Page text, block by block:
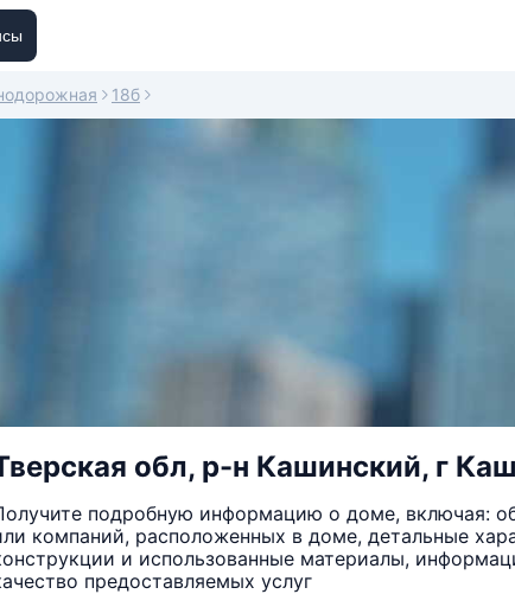
18б
обл, р-н Кашинский, г
подробную информацию о доме, включая:
компаний, расположенных в доме, детальные
и использованные материалы,
предоставляемых услуг